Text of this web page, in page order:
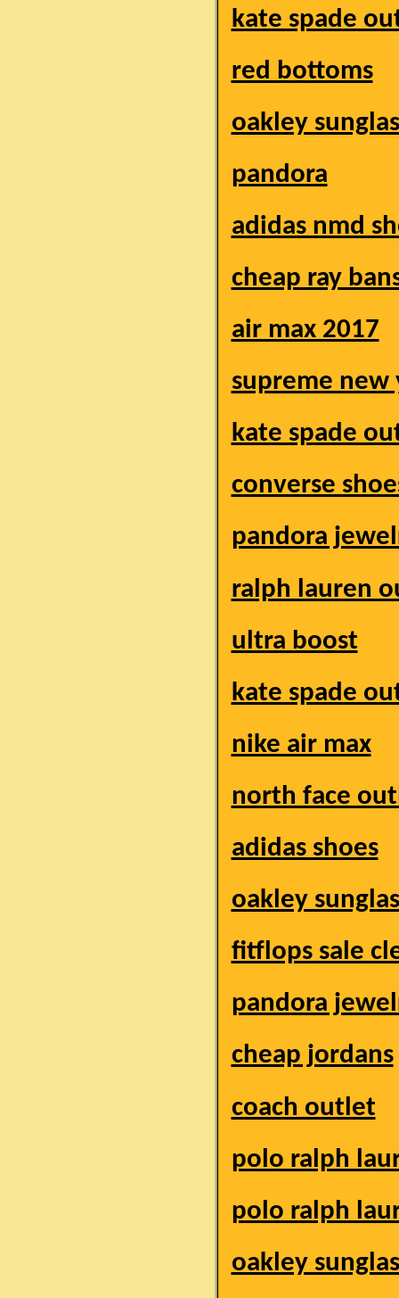
kate spade
red bottoms
oakley
pandora
adidas nmd
cheap ray
air max 2017
supreme new
kate spade
converse
pandora
ralph lauren
ultra boost
kate spade
nike air max
north face
adidas shoes
oakley
fitflops sale
pandora
cheap jordans
coach outlet
polo ralph
polo ralph
oakley